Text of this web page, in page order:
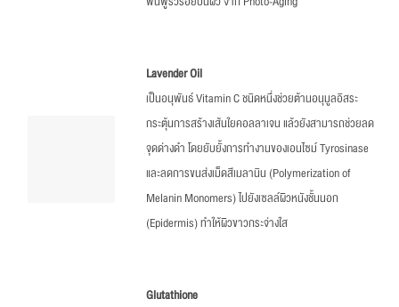
Lavender Oil
เป็นอนุพันธ์ Vitamin C ชนิดหนึ่งช่วยต้านอนุมูลอิสระ
กระตุ้นการสร้างเส้นใยคอลลาเจน แล้วยังสามารถช่วยลด
จุดด่างดำ โดยยับยั้งการทำงานของเอนไซม์ Tyrosinase
และลดการขนส่งเม็ดสีเมลานิน (Polymerization of
Melanin Monomers) ไปยังเซลล์ผิวหนังชั้นนอก
(Epidermis) ทำให้ผิวขาวกระจ่างใส
Glutathione